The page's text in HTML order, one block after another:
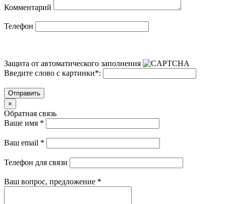
Комментарий
Телефон
Защита от автоматического заполнения
Введите слово с картинки*:
Отправить
×
Обратная связь
Ваше имя *
Ваш email *
Телефон для связи
Ваш вопрос, предложение *